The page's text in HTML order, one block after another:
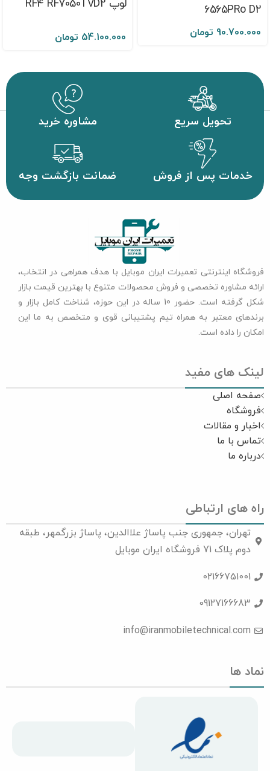
6565PRo D2
90.700.000 تومان
لوپ RF4 RF7050TVD2
54.100.000 تومان
تحویل سریع مشاوره خرید
خدمات پس از فروش ضمانت بازگشت وجه
فروشگاه اینترنتی تعمیرات ایران موبایل با هدف همراهی در انتخاب،
ارائه مشاوره تخصصی و فروش محصولات متنوع با بهترین قیمت بازار
شکل گرفته است. حضور 10 ساله در این حوزه، شناخت کامل بازار و
برندهای معتبر به همراه تیم پشتیبانی قوی و متخصص به ما این
امکان را داده است.
لینک های مفید
صفحه اصلی
فروشگاه
اخبار و مقالات
تماس با ما
درباره ما
راه های ارتباطی
تهران، جمهوری جنب پاساژ علاالدین، پاساژ بزرگمهر، طبقه
دوم پلاک 71 فروشگاه ایران موبایل
02166751001
09127166683
info@iranmobiletechnical.com
نماد ها